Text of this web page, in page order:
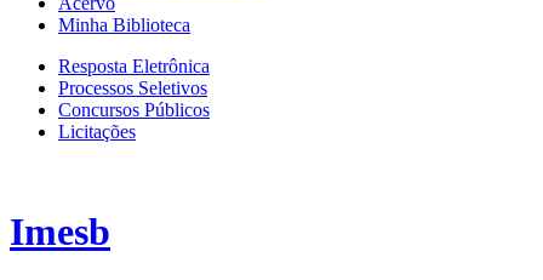
Minha Biblioteca
Resposta Eletrônica
Processos Seletivos
Concursos Públicos
Licitações
Imesb